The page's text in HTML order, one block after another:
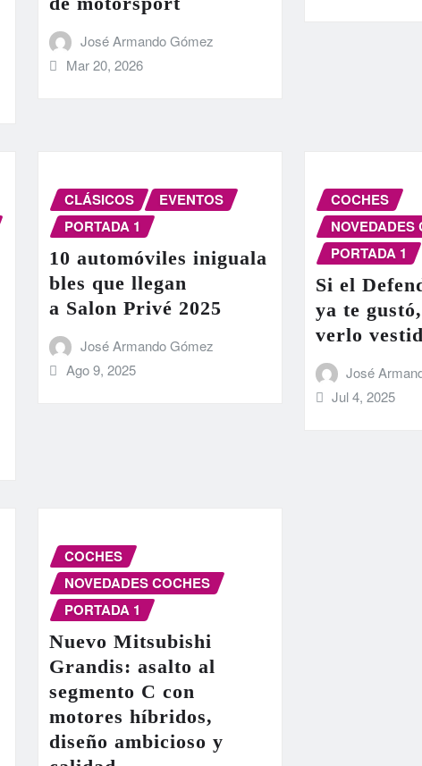
José Armando Gómez
Mar 20, 2026
CLÁSICOS
EVENTOS
PORTADA 1
10 automóviles iniguala
bles que llegan
a Salon Privé 2025
José Armando Gómez
Ago 9, 2025
COCHES
NOVEDADES
PORTADA 1
Si el
ya te
verlo
José
Jul 4, 2025
COCHES
NOVEDADES COCHES
PORTADA 1
Nuevo Mitsubishi
Grandis: asalto al
segmento C con
motores híbridos,
diseño ambicioso y